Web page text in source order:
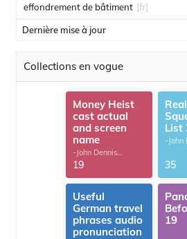
effondrement de bâtiment [fr]
Dernière mise à jour
Collections en vogue
Money Heist
cast actual
and screen
name
-John Dennis
G.Thomas
19
List
-John
35
Useful
German travel
phrases audio
pronunciation
19